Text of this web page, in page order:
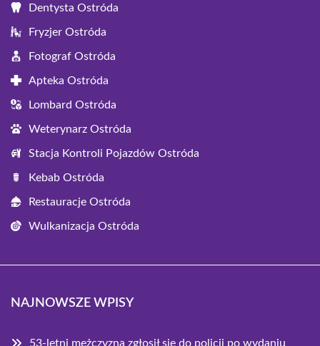
Dentysta Ostróda
Fryzjer Ostróda
Fotograf Ostróda
Apteka Ostróda
Lombard Ostróda
Weterynarz Ostróda
Stacja Kontroli Pojazdów Ostróda
Kebab Ostróda
Restauracje Ostróda
Wulkanizacja Ostróda
NAJNOWSZE WPISY
53-letni mężczyzna zgłosił się do policji po wydaniu